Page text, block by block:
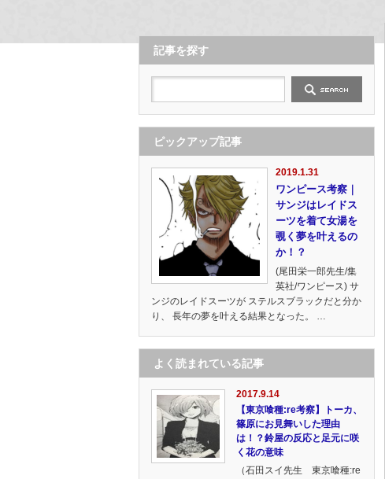
記事を探す
ピックアップ記事
2019.1.31
ワンピース考察｜
サンジはレイドス
ーツを着て女湯を
覗く夢を叶えるの
か！？
(尾田栄一郎先生/集
英社/ワンピース) サ
ンジのレイドスーツが ステルスブラックだと分か
り、 長年の夢を叶える結果となった。 …
よく読まれている記事
2017.9.14
【東京喰種:re考察】トーカ、
篠原にお見舞いした理由
は！？鈴屋の反応と足元に咲
く花の意味
（石田スイ先生 東京喰種:re